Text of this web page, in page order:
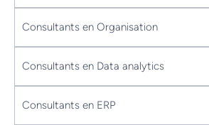
Consultants en Organisation
Consultants en Data analytics
Consultants en ERP